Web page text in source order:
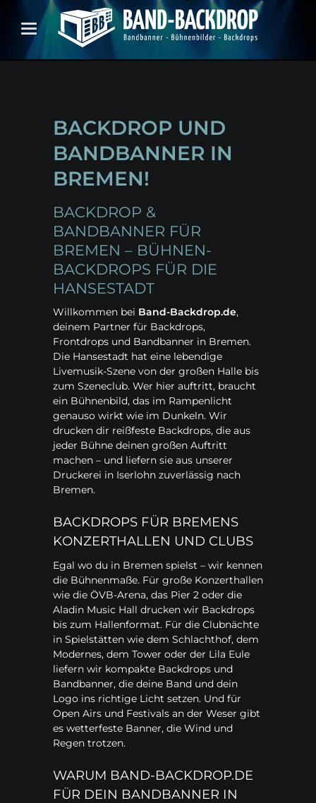
BACKDROP UND
BANDBANNER IN
BREMEN!
BACKDROP &
BANDBANNER FÜR
BREMEN – BÜHNEN-
BACKDROPS FÜR DIE
HANSESTADT
Willkommen bei Band-Backdrop.de,
deinem Partner für Backdrops,
Frontdrops und Bandbanner in Bremen.
Die Hansestadt hat eine lebendige
Livemusik-Szene von der großen Halle bis
zum Szeneclub. Wer hier auftritt, braucht
ein Bühnenbild, das im Rampenlicht
genauso wirkt wie im Dunkeln. Wir
drucken dir reißfeste Backdrops, die aus
jeder Bühne deinen großen Auftritt
machen – und liefern sie aus unserer
Druckerei in Iserlohn zuverlässig nach
Bremen.
BACKDROPS FÜR BREMENS
KONZERTHALLEN UND CLUBS
Egal wo du in Bremen spielst – wir kennen
die Bühnenmaße. Für große Konzerthallen
wie die ÖVB-Arena, das Pier 2 oder die
Aladin Music Hall drucken wir Backdrops
bis zum Hallenformat. Für die Clubnächte
in Spielstätten wie dem Schlachthof, dem
Modernes, dem Tower oder der Lila Eule
liefern wir kompakte Backdrops und
Bandbanner, die deine Band und dein
Logo ins richtige Licht setzen. Und für
Open Airs und Festivals an der Weser gibt
es wetterfeste Banner, die Wind und
Regen trotzen.
WARUM BAND-BACKDROP.DE
FÜR DEIN BANDBANNER IN